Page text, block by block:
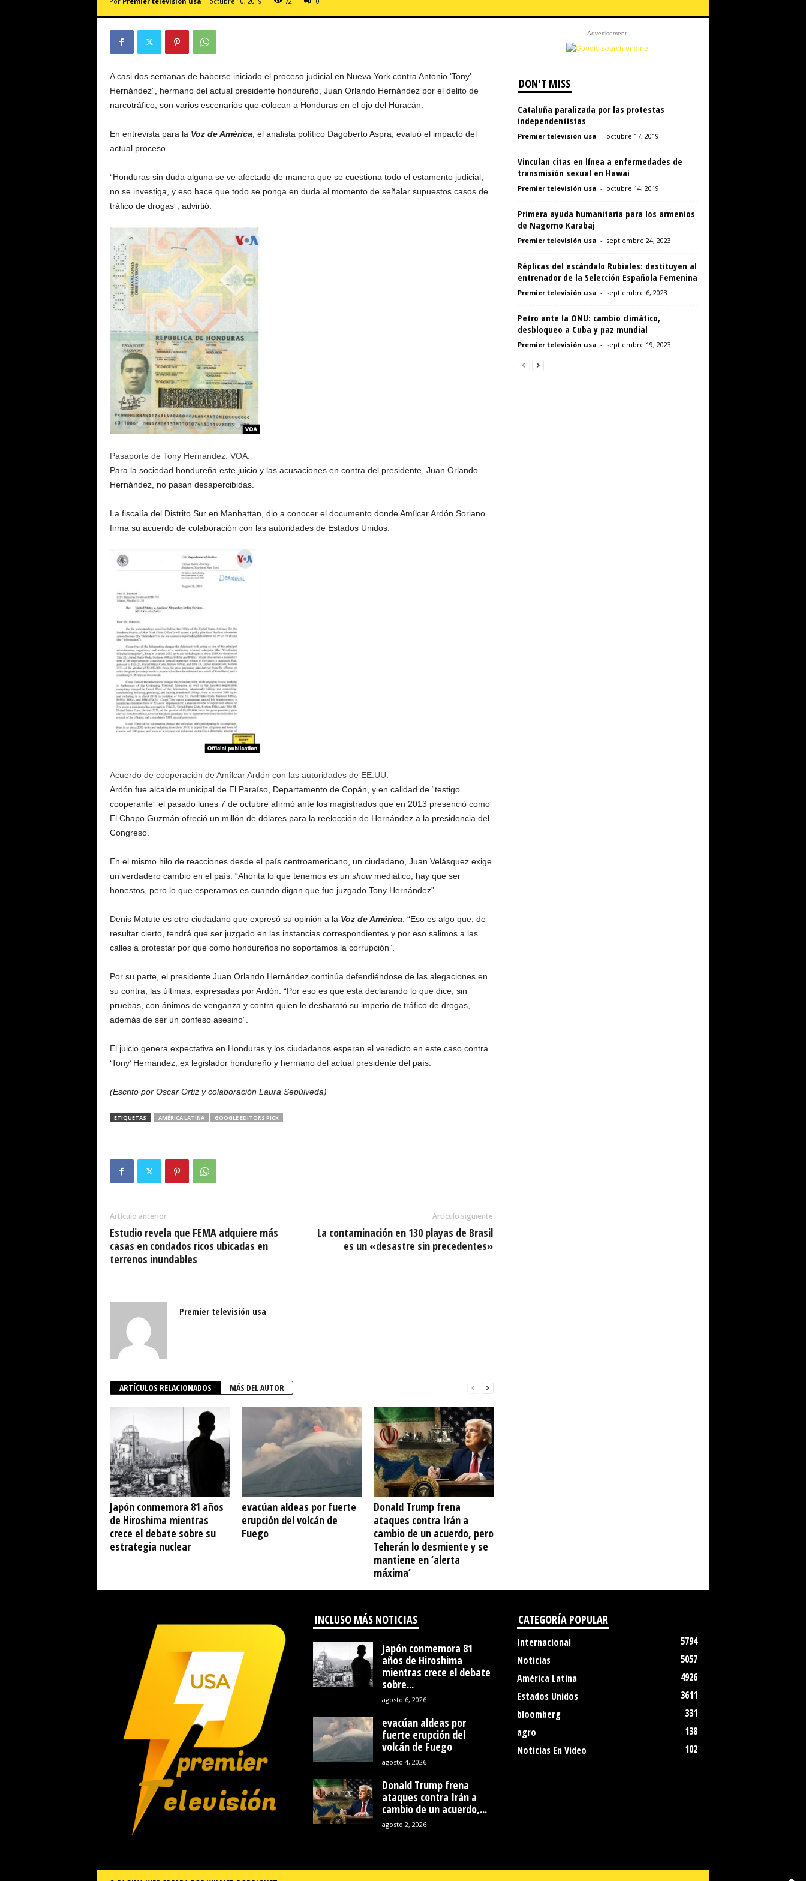
A casi dos semanas de haberse iniciado el proceso judicial en Nueva York contra Antonio ‘Tony’
Hernández”, hermano del actual presidente hondureño, Juan Orlando Hernández por el delito de
narcotráfico, son varios escenarios que colocan a Honduras en el ojo del Huracán.
En entrevista para la Voz de América , el analista político Dagoberto Aspra, evaluó el impacto del
actual proceso.
“Honduras sin duda alguna se ve afectado de manera que se cuestiona todo el estamento judicial,
no se investiga, y eso hace que todo se ponga en duda al momento de señalar supuestos casos de
tráfico de drogas”, advirtió.
Pasaporte de Tony Hernández. VOA.
Para la sociedad hondureña este juicio y las acusaciones en contra del presidente, Juan Orlando
Hernández, no pasan desapercibidas.
La fiscalía del Distrito Sur en Manhattan, dio a conocer el documento donde Amílcar Ardón Soriano
firma su acuerdo de colaboración con las autoridades de Estados Unidos.
Acuerdo de cooperación de Amílcar Ardón con las autoridades de EE.UU.
Ardón fue alcalde municipal de El Paraíso, Departamento de Copán, y en calidad de “testigo
cooperante” el pasado lunes 7 de octubre afirmó ante los magistrados que en 2013 presenció como
El Chapo Guzmán ofreció un millón de dólares para la reelección de Hernández a la presidencia del
Congreso.
En el mismo hilo de reacciones desde el país centroamericano, un ciudadano, Juan Velásquez exige
un verdadero cambio en el país: “Ahorita lo que tenemos es un showmediático, hay que ser
honestos, pero lo que esperamos es cuando digan que fue juzgado Tony Hernández”.
Denis Matute es otro ciudadano que expresó su opinión a la Voz de América: “Eso es algo que, de
resultar cierto, tendrá que ser juzgado en las instancias correspondientes y por eso salimos a las
calles a protestar por que como hondureños no soportamos la corrupción”.
Por su parte, el presidente Juan Orlando Hernández continúa defendiéndose de las alegaciones en
su contra, las últimas, expresadas por Ardón: “Por eso es que está declarando lo que dice, sin
pruebas, con ánimos de venganza y contra quien le desbarató su imperio de tráfico de drogas,
además de ser un confeso asesino”.
El juicio genera expectativa en Honduras y los ciudadanos esperan el veredicto en este caso contra
‘Tony’ Hernández, ex legislador hondureño y hermano del actual presidente del país.
(Escrito por Oscar Ortiz y colaboración Laura Sepúlveda)
ETIQUETAS AMÉRICA LATINA GOOGLE EDITORS PICK
Artículo anterior
Estudio revela que FEMA adquiere más
casas en condados ricos ubicadas en
terrenos inundables
Artículo siguiente
La contaminación en 130 playas de Brasil
es un «desastre sin precedentes»
Premier televisión usa
ARTÍCULOS RELACIONADOS MÁS DEL AUTOR
Japón conmemora 81 años
de Hiroshima mientras
crece el debate sobre su
estrategia nuclear
evacúan aldeas por fuerte
erupción del volcán de
Fuego
Donald Trump frena
ataques contra Irán a
cambio de un acuerdo, pero
Teherán lo desmiente y se
mantiene en ‘alerta
máxima’
- Advertisement -
DON'T MISS
Cataluña paralizada por las protestas
independentistas
Premier televisión usa - octubre 17, 2019
Vinculan citas en línea a enfermedades de
transmisión sexual en Hawai
Premier televisión usa - octubre 14, 2019
Primera ayuda humanitaria para los armenios
de Nagorno Karabaj
Premier televisión usa - septiembre 24, 2023
Réplicas del escándalo Rubiales: destituyen al
entrenador de la Selección Española Femenina
Premier televisión usa - septiembre 6, 2023
Petro ante la ONU: cambio climático,
desbloqueo a Cuba y paz mundial
Premier televisión usa - septiembre 19, 2023
INCLUSO MÁS NOTICIAS
Japón conmemora 81
años de Hiroshima
mientras crece el debate
sobre...
agosto 6, 2026
evacúan aldeas por
fuerte erupción del
volcán de Fuego
agosto 4, 2026
Donald Trump frena
ataques contra Irán a
cambio de un acuerdo,...
agosto 2, 2026
CATEGORÍA POPULAR
Internacional
5794
Noticias
5057
América Latina
4926
Estados Unidos
3611
bloomberg
331
agro
138
Noticias En Video
102